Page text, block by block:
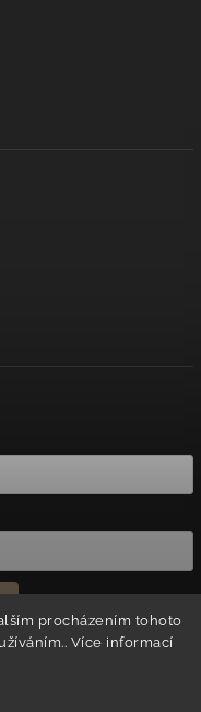
procházením tohoto
Více informací